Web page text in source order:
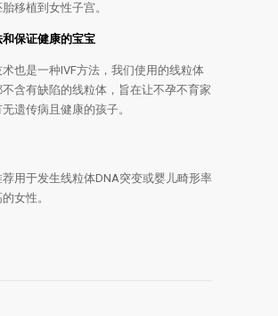
移植到女性子宫。
保证健康的宝宝
也是一种IVF方法，我们使用的线粒体
含有缺陷的线粒体，旨在让不孕不育家
遗传病且健康的孩子。
用于发生线粒体DNA突变或婴儿畸形率
女性。